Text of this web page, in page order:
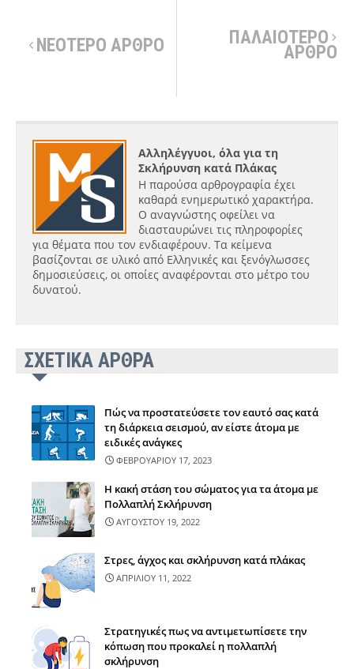
ΝΕΟΤΕΡΟ ΑΡΘΡΟ ΠΑΛΑΙΟΤΕΡΟ
ΑΡΘΡΟ
Αλληλέγγυοι, όλα για τη
Σκλήρυνση κατά Πλάκας
Η παρούσα αρθρογραφία έχει
καθαρά ενημερωτικό χαρακτήρα.
Ο αναγνώστης οφείλει να
διασταυρώνει τις πληροφορίες
για θέματα που τον ενδιαφέρουν. Τα κείμενα
βασίζονται σε υλικό από Ελληνικές και ξενόγλωσσες
δημοσιεύσεις, οι οποίες αναφέρονται στο μέτρο του
δυνατού.
ΣΧΕΤΙΚΑ ΑΡΘΡΑ
Πώς να προστατεύσετε τον εαυτό σας κατά
τη διάρκεια σεισμού, αν είστε άτομα με
ειδικές ανάγκες
ΦΕΒΡΟΥΑΡΙΟΥ 17, 2023
Η κακή στάση του σώματος για τα άτομα με
Πολλαπλή Σκλήρυνση
ΑΥΓΟΥΣΤΟΥ 19, 2022
Στρες, άγχος και σκλήρυνση κατά πλάκας
ΑΠΡΙΛΙΟΥ 11, 2022
Στρατηγικές πως να αντιμετωπίσετε την
κόπωση που προκαλεί η πολλαπλή
σκλήρυνση